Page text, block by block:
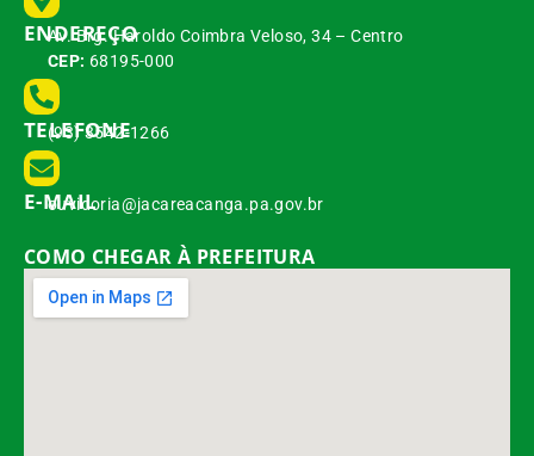
ENDEREÇO
Av. Brg. Haroldo Coimbra Veloso, 34 – Centro
CEP: 68195-000
TELEFONE
(93) 3542-1266
E-MAIL
ouvidoria@jacareacanga.pa.gov.br
COMO CHEGAR À PREFEITURA